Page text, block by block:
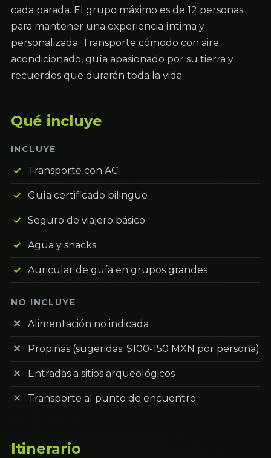
cada parada. El grupo máximo es de 12 personas
para mantener una experiencia íntima y
personalizada. Transporte cómodo con aire
acondicionado, guía apasionado por su tierra y
recuerdos que durarán toda la vida.
Qué incluye
INCLUYE
Transporte con AC
Guía certificado bilingüe
Seguro de viajero básico
Agua y snacks
Auricular de guía en grupos grandes
NO INCLUYE
Alimentación no indicada
Propinas (sugeridas: $100-150 MXN por persona)
Entradas a sitios arqueológicos
Transporte al punto de encuentro
Itinerario